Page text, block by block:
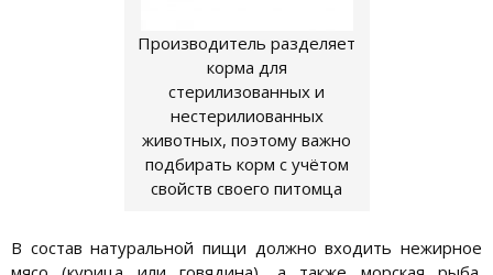
Производитель разделяет
корма для
стерилизованных и
нестерилиованных
животных, поэтому важно
подбирать корм с учётом
свойств своего питомца
В состав натуральной пищи должно входить нежирное